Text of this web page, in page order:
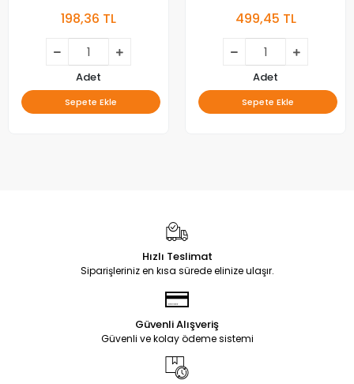
198,36 TL
Adet
Sepete Ekle
499,45 TL
Adet
Sepete Ekle
Hızlı Teslimat
Siparişleriniz en kısa sürede elinize ulaşır.
Güvenli Alışveriş
Güvenli ve kolay ödeme sistemi